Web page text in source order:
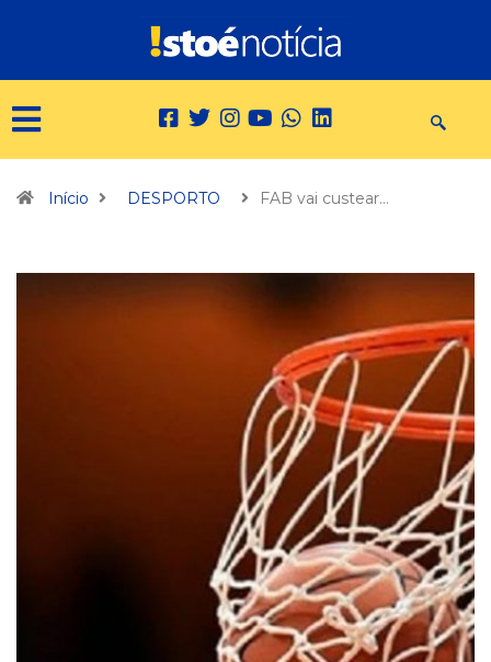
Início DESPORTO FAB vai custear…